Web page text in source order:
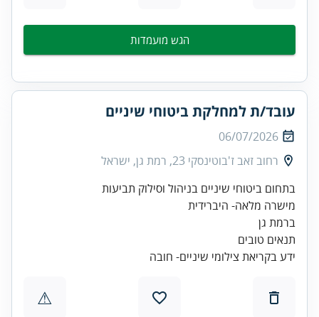
הגש מועמדות
עובד/ת למחלקת ביטוחי שיניים
06/07/2026
רחוב זאב ז'בוטינסקי 23, רמת גן, ישראל
ידע בקריאת צילומי שיניים- חובה
⚠